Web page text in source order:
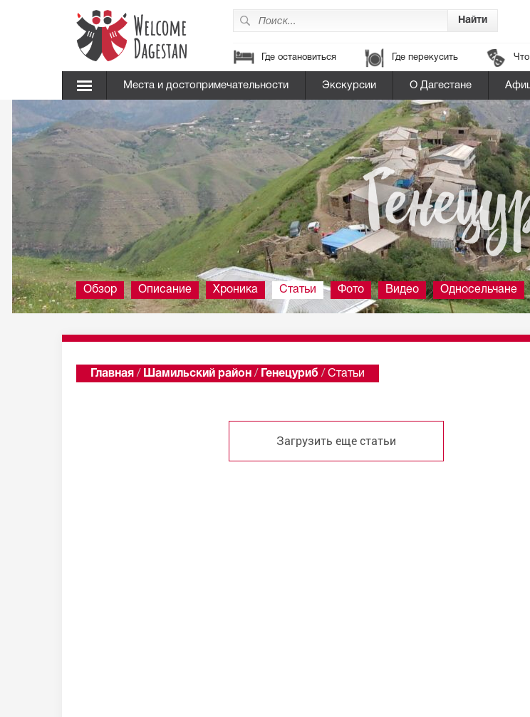
Где остановиться Где перекусить Что
Места и достопримечательности Экскурсии О Дагестане
Обзор Описание Хроника Статьи Фото Видео Односельчане
Главная / Шамильский район / Генецуриб / Статьи
Загрузить еще статьи